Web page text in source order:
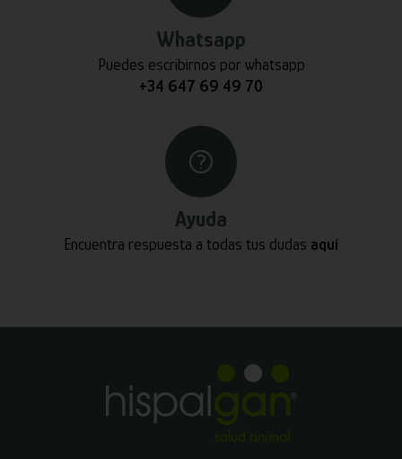
Whatsapp
Puedes escribirnos por whatsapp
+34 647 69 49 70
Ayuda
Encuentra respuesta a todas tus dudas aquí